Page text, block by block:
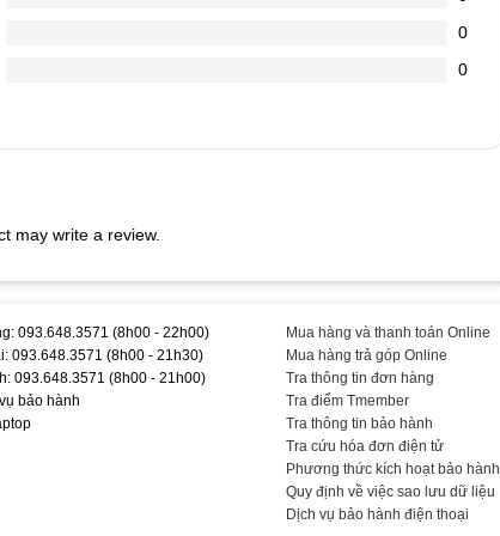
hơn.
vào Laptop (vì dòng điện đi vào sạc nó sẽ ổn định dòng
chết nguồn
0
0
may write a review.
093.648.3571 (8h00 - 22h00)
093.648.3571 (8h00 - 21h30)
093.648.3571 (8h00 - 21h00)
bảo hành
Mua hàng và thanh toán Online
Mua hàng trả góp Online
Tra thông tin đơn hàng
Tra điểm Tmember
Tra thông tin bảo hành
Tra cứu hóa đơn điện tử
Phương thức kích hoạt bảo hành
Quy định về việc sao lưu dữ liệu
Dịch vụ bảo hành điện thoại